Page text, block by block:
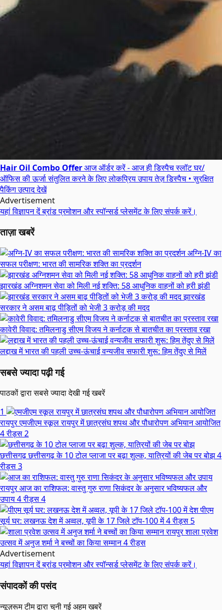
Hair Oil Combo Offerआज ऑर्डर करें - आज ही डिस्पैच स्लॉटघर/
ऑफिस की ऊर्जा संतुलित करने के लिए लोकप्रिय उपायतेज़ डिस्पैच • सुरक्षित
पैकिंगउत्पाद देखें
Advertisement
यहां विज्ञापन देंब्रांड प्रमोशन और स्पॉन्सर्ड प्लेसमेंट के लिए संपर्क करें।
ताज़ा खबरें
अग्नि-IV का
सफल परीक्षण: भारत की सामरिक शक्ति का प्रदर्शन
झारखंड अग्निशमन सेवा को मिली नई शक्ति: 58 आधुनिक वाहनों को हरी झंडी
झारखंड
सरकार ने असम बाढ़ पीड़ितों को भेजी 3 करोड़ की मदद
कावेरी विवाद: तमिलनाडु सीएम विजय ने कर्नाटक से बातचीत का प्रस्ताव रखा
लद्दाख में भारत की पहली उच्च-ऊंचाई वन्यजीव सफारी शुरू: हिम तेंदुए से मिलें
सबसे ज्यादा पढ़ी गई
पाठकों द्वारा सबसे ज्यादा देखी गई खबरें
1
रायपुरएमजीएम स्कूल रायपुर में छात्रसंघ शपथ और पौधारोपण अभियान आयोजित
4 रीड्स2
छत्तीसगढ़छत्तीसगढ़ के 10 टोल प्लाजा पर बढ़ा शुल्क, यात्रियों की जेब पर बोझ4
रीड्स3
रायपुरआज का राशिफल: वास्तु गुरु राणा सिकंदर के अनुसार भविष्यफल और
उपाय4 रीड्स4
देशपीएम
सूर्य घर: लखनऊ देश में अव्वल, यूपी के 17 जिले टॉप-100 में4 रीड्स 5
रायपुरशाला प्रवेश
उत्सव में अनुज शर्मा ने बच्चों का किया सम्मान4 रीड्स
Advertisement
यहां विज्ञापन देंब्रांड प्रमोशन और स्पॉन्सर्ड प्लेसमेंट के लिए संपर्क करें।
संपादकों की पसंद
न्यूज़रूम टीम द्वारा चुनी गई अहम खबरें